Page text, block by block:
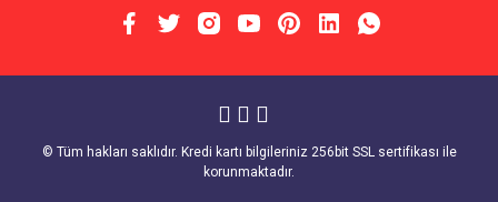
© Tüm hakları saklıdır. Kredi kartı bilgileriniz 256bit SSL sertifikası ile
korunmaktadır.